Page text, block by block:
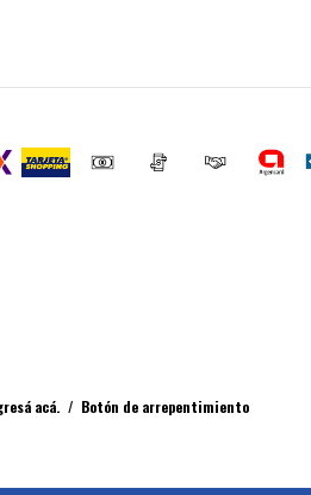
acá. / Botón de arrepentimiento